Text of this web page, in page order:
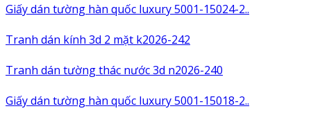
Giấy dán tường hàn quốc luxury 5001-15024-2..
Tranh dán kính 3d 2 mặt k2026-242
Tranh dán tường thác nước 3d n2026-240
Giấy dán tường hàn quốc luxury 5001-15018-2..